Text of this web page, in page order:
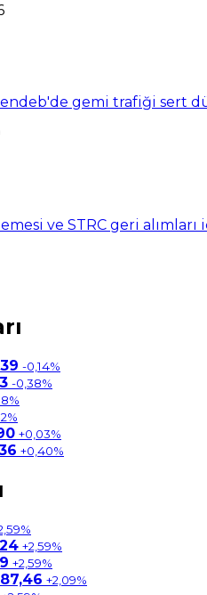
gemi trafiği sert
ve STRC geri alımları
-0,14%
-0,38%
+0,03%
+0,40%
+2,59%
+2,59%
+2,09%